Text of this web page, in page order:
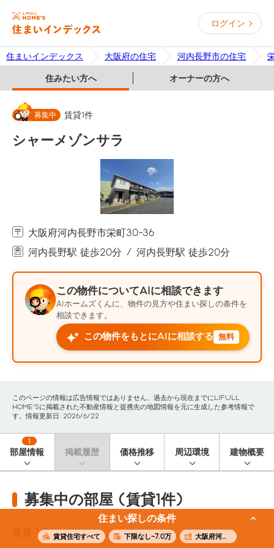
ログイン
住まいインデックス 大阪府の住宅 河内長野市の住宅
住みたい方へ オーナーの方へ
住まい探しの条件
賃貸住宅すべて 下限なし~7.0万 大阪府河内長野市
募集中 賃貸1件
シャーメゾンサラ
大阪府河内長野市栄町30-36
河内長野駅 徒歩20分
河内長野駅 徒歩20分
この物件についてAIに相談できます
AIホームズくんに、物件の見方や住まい探しの条件を
相談できます。
この物件をもとにAIに相談する 無料
このページの情報は広告情報ではありません。過去から現在までにLIFULL
HOME'Sに掲載された不動産情報と提携先の地図情報を元に生成した参考情報で
す。情報更新日: 2026/6/22
部屋情報
1
掲載履歴 価格推移 周辺環境 建物概要
募集中の部屋 (賃貸1件)
1 件